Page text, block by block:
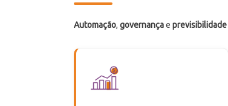
Automação, governançae previsibilidade